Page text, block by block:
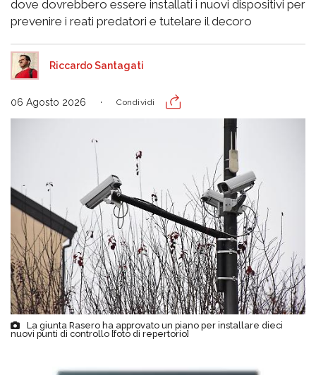
dove dovrebbero essere installati i nuovi dispositivi per
prevenire i reati predatori e tutelare il decoro
Riccardo Santagati
06 Agosto 2026 Condividi
La giunta Rasero ha approvato un piano per installare dieci
nuovi punti di controllo [foto di repertorio]